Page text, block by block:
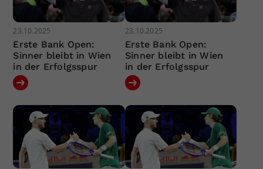
23.10.2025
Erste Bank Open:
Sinner bleibt in Wien
in der Erfolgsspur
23.10.2025
Erste Bank Open:
Sinner bleibt in Wien
in der Erfolgsspur